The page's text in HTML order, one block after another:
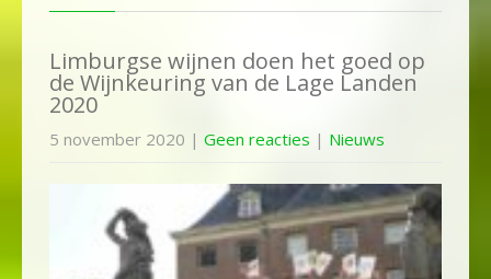
Limburgse wijnen doen het goed op
de Wijnkeuring van de Lage Landen
2020
5 november 2020 | Geen reacties | Nieuws